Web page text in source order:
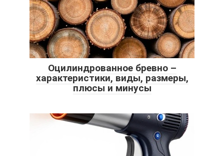
Оцилиндрованное бревно –
характеристики, виды, размеры,
плюсы и минусы